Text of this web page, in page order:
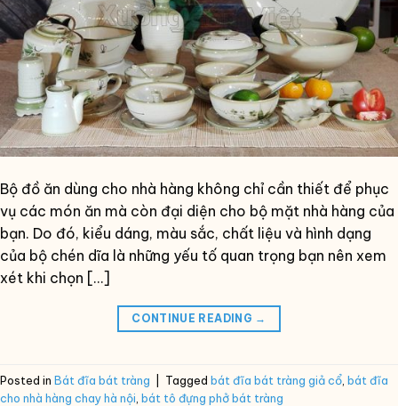
Bộ đồ ăn dùng cho nhà hàng không chỉ cần thiết để phục
vụ các món ăn mà còn đại diện cho bộ mặt nhà hàng của
bạn. Do đó, kiểu dáng, màu sắc, chất liệu và hình dạng
của bộ chén dĩa là những yếu tố quan trọng bạn nên xem
xét khi chọn […]
CONTINUE READING →
Posted in Bát đĩa bát tràng Tagged bát đĩa bát tràng giả cổ bát đĩa
cho nhà hàng chay hà nội bát tô đựng phở bát tràng